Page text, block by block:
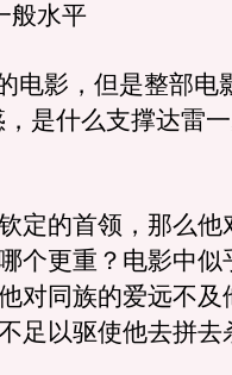
水平
影，但是整部电
是什么支撑达雷
的首领，那么他
个更重？电影中似
对同族的爱远不及
足以驱使他去拼去